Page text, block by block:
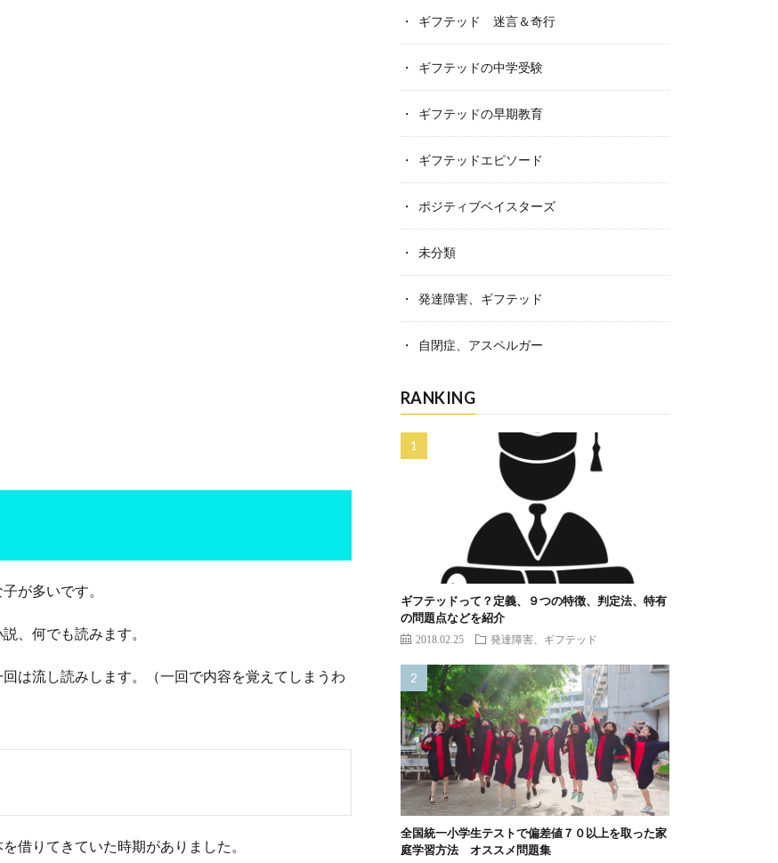
が多いです。
、何でも読みます。
は流し読みします。（一回で内容を覚えてしまうわ
借りてきていた時期がありました。
ギフテッド 迷言＆奇行
ギフテッドの中学受験
ギフテッドの早期教育
ギフテッドエピソード
ポジティブベイスターズ
未分類
発達障害、ギフテッド
自閉症、アスペルガー
RANKING
ギフテッドって？定義、９つの特徴、判定法、特有
の問題点などを紹介
2018.02.25 発達障害、ギフテッド
全国統一小学生テストで偏差値７０以上を取った家
庭学習方法 オススメ問題集